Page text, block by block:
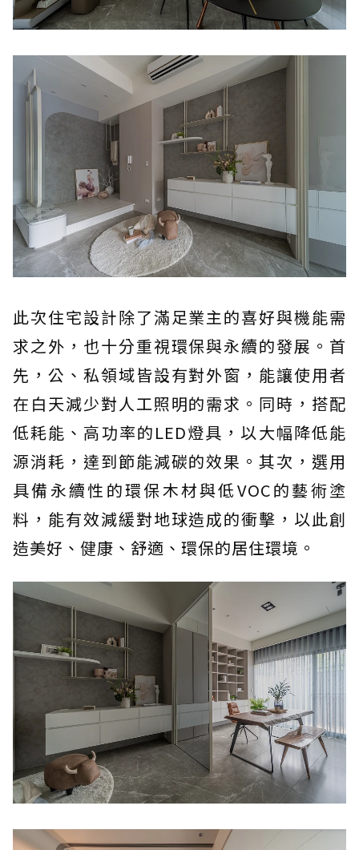
此次住宅設計除了滿足業主的喜好與機能需
求之外，也十分重視環保與永續的發展。首
先，公、私領域皆設有對外窗，能讓使用者
在白天減少對人工照明的需求。同時，搭配
低耗能、高功率的LED燈具，以大幅降低能
源消耗，達到節能減碳的效果。其次，選用
具備永續性的環保木材與低VOC的藝術塗
料，能有效減緩對地球造成的衝擊，以此創
造美好、健康、舒適、環保的居住環境。